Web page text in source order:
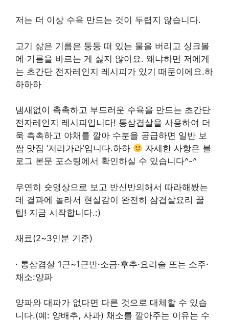
저는 더 이상 수육 만드는 것이 두렵지 않습니다.
고기 삶은 기름은 둥둥 떠 있는 물을 버리고 싱크볼
에 기름을 바르는 게 싫지 않아요. 왜냐하면 저에게
는 초간단 전자레인지 레시피가 있기 때문이에요.하
하하하
냄새없이 촉촉하고 부드러운 수육을 만드는 초간단
전자레인지 레시피입니다! 통삼겹살을 사용하여 더
욱 촉촉하고 야채를 깔아 수분을 공급하면 일반 보
쌈 맛집 ‘저리가라’입니다.하하
자세한 사항은 블
로그 본문 포스팅에서 확인하실 수 있습니다^-^
우연히 숏영상으로 보고 반신반의해서 따라해봤는
데 결과에 놀라서 현실감이 완전히 삼겹살요리 꿀
팁! 지금 시작합니다.:)
재료(2~3인분 기준)
· 통삼겹살 1근~1근반·소금·후추·요리술 또는 소주·
채소:양파
양파와 대파가 없다면 다른 것으로 대체할 수 있습
니다.(예: 양배추, 사과) 채소를 깔아주는 이유는 수